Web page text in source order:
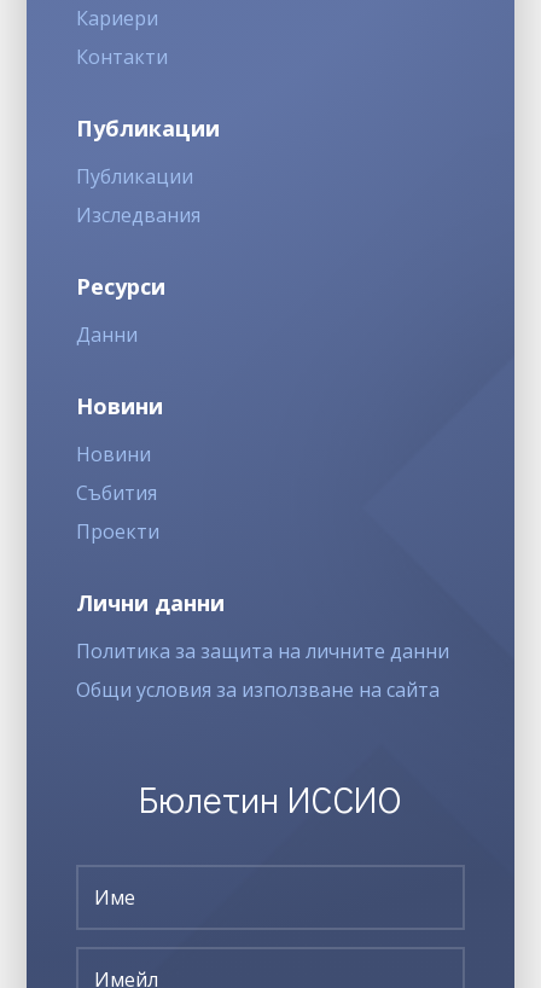
Кариери
Контакти
Публикации
Публикации
Изследвания
Ресурси
Данни
Новини
Новини
Събития
Проекти
Лични данни
Политика за защита на личните данни
Общи условия за използване на сайта
Бюлетин ИССИО